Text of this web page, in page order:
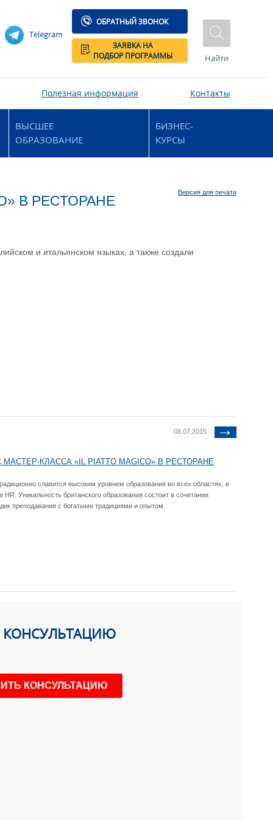
Telegram
ОБРАТНЫЙ ЗВОНОК
ЗАЯВКА НА
ПОДБОР ПРОГРАММЫ
Найти
Полезная информация Контакты
ВЫСШЕЕ
ОБРАЗОВАНИЕ
БИЗНЕС-
КУРСЫ
Версия для печати
В РЕСТОРАНЕ
и итальянском языках, а также создали
08.07.2015
КЛАССА «IL PIATTO MAGICO» В РЕСТОРАНЕ
славится высоким уровнем образования во всех областях, в
Уникальность британского образования состоит в сочетании
преподавания с богатыми традициями и опытом.
КОНСУЛЬТАЦИЮ